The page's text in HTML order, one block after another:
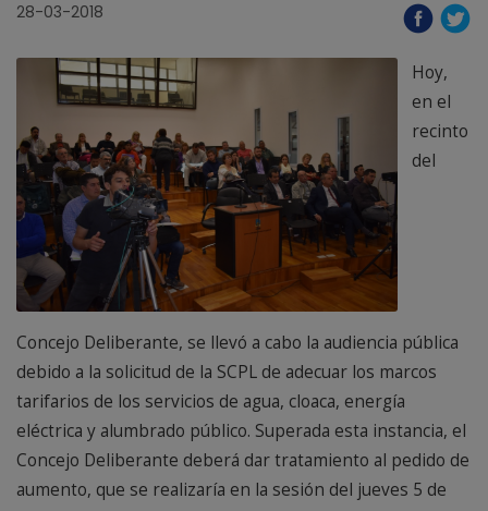
28-03-2018
Hoy,
en el
recinto
del
Concejo Deliberante, se llevó a cabo la audiencia pública
debido a la solicitud de la SCPL de adecuar los marcos
tarifarios de los servicios de agua, cloaca, energía
eléctrica y alumbrado público. Superada esta instancia, el
Concejo Deliberante deberá dar tratamiento al pedido de
aumento, que se realizaría en la sesión del jueves 5 de